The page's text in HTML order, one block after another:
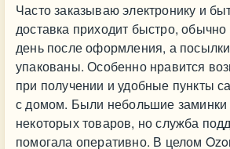
Часто заказываю электронику и
доставка приходит быстро,
день после оформления, а посылки
упакованы. Особенно нравится
при получении и удобные пункты
с домом. Были небольшие заминки
некоторых товаров, но служба
помогала оперативно. В целом